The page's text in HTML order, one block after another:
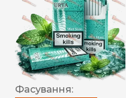
Фасування: